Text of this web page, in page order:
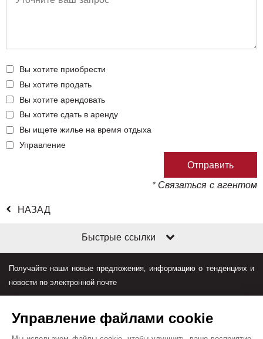
Вы хотите приобрести
Вы хотите продать
Вы хотите арендовать
Вы хотите сдать в аренду
Вы ищете жилье на время отдыха
Управление
* Связаться с агентом
НАЗАД
Быстрые ссылки
Получайте наши новые предложения, информацию о тенденциях и
новости по электронной почте
Управление файлами cookie